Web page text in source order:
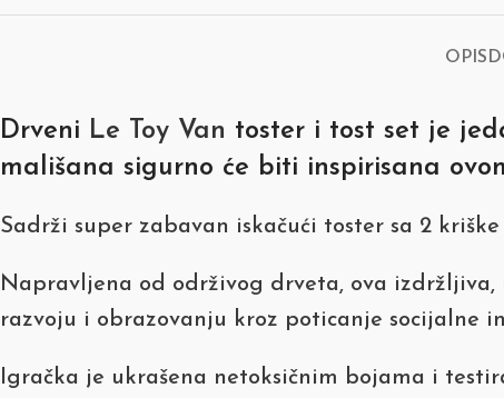
OPIS
Drveni Le Toy Van toster i tost set je
mališana sigurno će biti inspirisana
Sadrži super zabavan iskačući toster sa 2
Napravljena od održivog drveta, ova
razvoju i obrazovanju kroz poticanje socijalne
Igračka je ukrašena netoksičnim bojama i